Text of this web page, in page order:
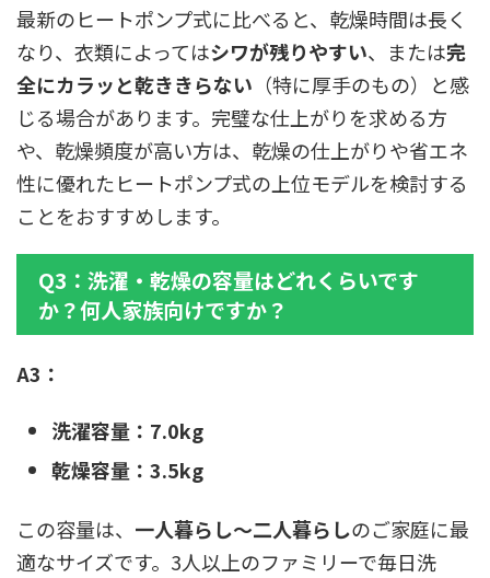
最新のヒートポンプ式に比べると、乾燥時間は長く
なり、衣類によってはシワが残りやすい、または完
全にカラッと乾ききらない （特に厚手のもの）と感
じる場合があります。完璧な仕上がりを求める方
や、乾燥頻度が高い方は、乾燥の仕上がりや省エネ
性に優れたヒートポンプ式の上位モデルを検討する
ことをおすすめします。
Q3：洗濯・乾燥の容量はどれくらいです
か？何人家族向けですか？
A3：
洗濯容量：7.0kg
乾燥容量：3.5kg
この容量は、 一人暮らし〜二人暮らしのご家庭に最
適なサイズです。3人以上のファミリーで毎日洗